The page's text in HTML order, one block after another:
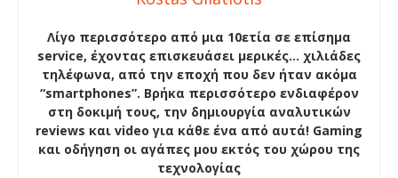
Λίγο περισσότερο από μια 10ετία σε επίσημα
service, έχοντας επισκευάσει μερικές… χιλιάδες
τηλέφωνα, από την εποχή που δεν ήταν ακόμα
“smartphones”. Βρήκα περισσότερο ενδιαφέρον
στη δοκιμή τους, την δημιουργία αναλυτικών
reviews και video για κάθε ένα από αυτά! Gaming
και οδήγηση οι αγάπες μου εκτός του χώρου της
τεχνολογίας